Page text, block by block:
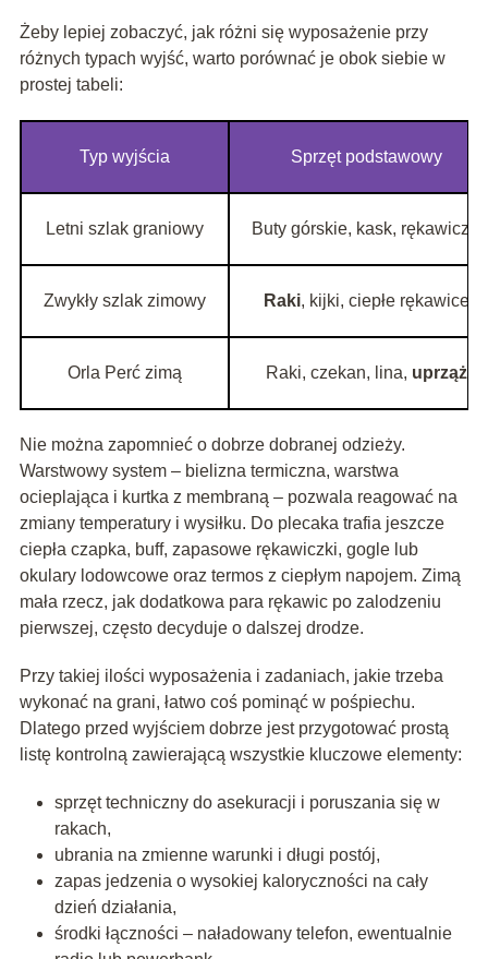
Żeby lepiej zobaczyć, jak różni się wyposażenie przy
różnych typach wyjść, warto porównać je obok siebie w
prostej tabeli:
Typ wyjścia Sprzęt podstawowy
Letni szlak graniowy Buty górskie, kask, rękawiczki
Zwykły szlak zimowy Raki, kijki, ciepłe rękawice
Orla Perć zimą Raki, czekan, lina, uprząż
Nie można zapomnieć o dobrze dobranej odzieży.
Warstwowy system – bielizna termiczna, warstwa
ocieplająca i kurtka z membraną – pozwala reagować na
zmiany temperatury i wysiłku. Do plecaka trafia jeszcze
ciepła czapka, buff, zapasowe rękawiczki, gogle lub
okulary lodowcowe oraz termos z ciepłym napojem. Zimą
mała rzecz, jak dodatkowa para rękawic po zalodzeniu
pierwszej, często decyduje o dalszej drodze.
Przy takiej ilości wyposażenia i zadaniach, jakie trzeba
wykonać na grani, łatwo coś pominąć w pośpiechu.
Dlatego przed wyjściem dobrze jest przygotować prostą
listę kontrolną zawierającą wszystkie kluczowe elementy:
sprzęt techniczny do asekuracji i poruszania się w
rakach,
ubrania na zmienne warunki i długi postój,
zapas jedzenia o wysokiej kaloryczności na cały
dzień działania,
środki łączności – naładowany telefon, ewentualnie